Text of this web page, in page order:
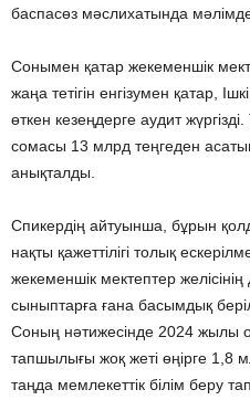
баспасөз мәслихатында
Сонымен қатар жекеменшік
жаңа тетігін енгізумен қатар,
өткен кезеңдерге аудит
сомасы 13 млрд теңгеден
анықталды.
Спикердің айтуынша, бұрын
нақты қажеттілігі толық
жекеменшік мектептер
сыныптарға ғана басымдық
Соның нәтижесінде 2024 жылы
тапшылығы жоқ жеті өңірге 1,8
таңда мемлекеттік білім беру